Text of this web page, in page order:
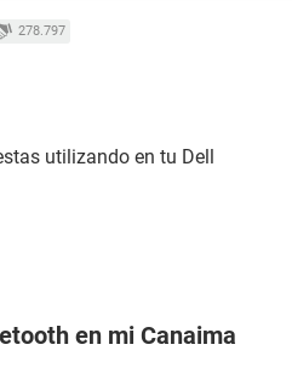
278.797
utilizando en tu Dell
en mi Canaima